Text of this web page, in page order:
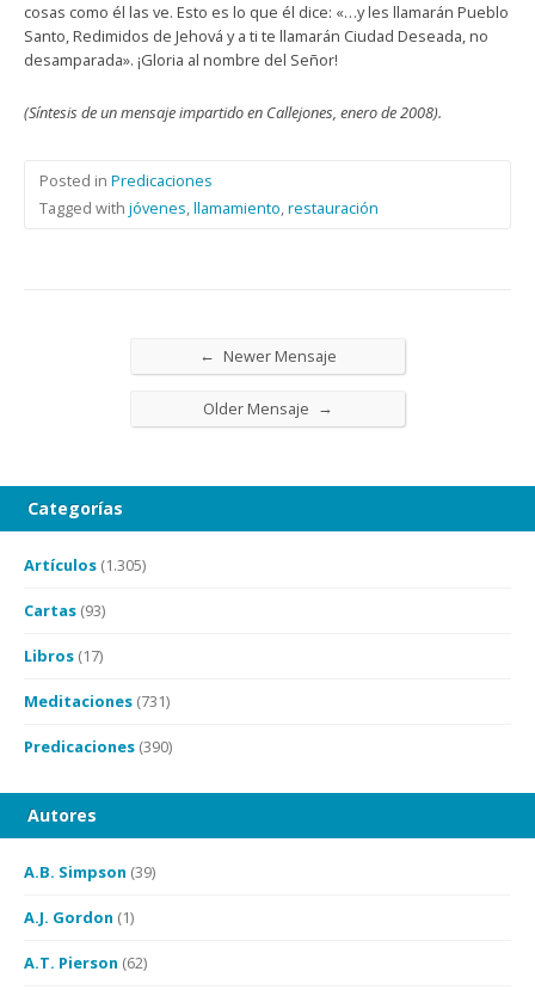
cosas como él las ve. Esto es lo que él dice: «…y les llamarán Pueblo
Santo, Redimidos de Jehová y a ti te llamarán Ciudad Deseada, no
desamparada». ¡Gloria al nombre del Señor!
(Síntesis de un mensaje impartido en Callejones, enero de 2008).
Posted in Predicaciones
Tagged with jóvenes,llamamiento,restauración
← Newer Mensaje
Older Mensaje →
Categorías
Artículos (1.305)
Cartas (93)
Libros (17)
Meditaciones (731)
Predicaciones (390)
Autores
A.B. Simpson (39)
A.J. Gordon (1)
A.T. Pierson (62)